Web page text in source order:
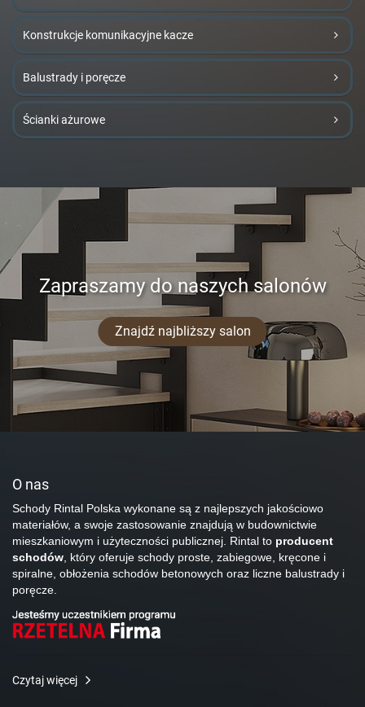
Konstrukcje komunikacyjne kacze
Balustrady i poręcze
Ścianki ażurowe
Zapraszamy do naszych salonów
Znajdź najbliższy salon
O nas
Schody Rintal Polska wykonane są z najlepszych jakościowo
materiałów, a swoje zastosowanie znajdują w budownictwie
mieszkaniowym i użyteczności publicznej. Rintal to producent
schodów , który oferuje schody proste, zabiegowe, kręcone i
spiralne, obłożenia schodów betonowych oraz liczne balustrady i
poręcze.
Czytaj więcej